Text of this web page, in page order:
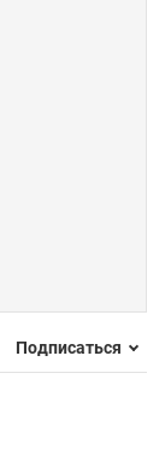
Подписаться